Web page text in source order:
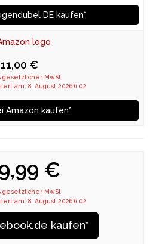
DE kaufen*
11,00 €
gesetzlicher MwSt.
am: 8. August 2026 6:02
Amazon kaufen*
€
gesetzlicher MwSt.
am: 8. August 2026 6:02
kaufen*